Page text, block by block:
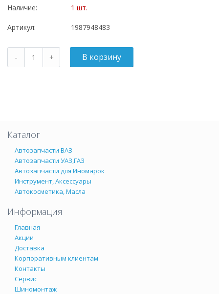
Наличие: 1 шт.
Артикул: 1987948483
Каталог
Автозапчасти ВАЗ
Автозапчасти УАЗ,ГАЗ
Автозапчасти для Иномарок
Инструмент, Аксессуары
Автокосметика, Масла
Информация
Главная
Акции
Доставка
Корпоративным клиентам
Контакты
Сервис
Шиномонтаж